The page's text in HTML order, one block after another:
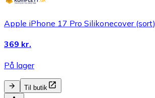
Apple iPhone 17 Pro Silikonecover (sort)
369 kr.
På lager
Til butik